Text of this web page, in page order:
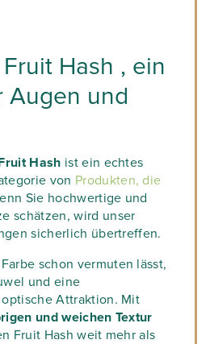
Hash , ein
Augen und
Hash ist ein echtes
von Produkten, die
Sie hochwertige und
schätzen, wird unser
sicherlich übertreffen.
schon vermuten lässt,
und eine
Attraktion. Mit
und weichen Textur
Fruit Hash weit mehr als